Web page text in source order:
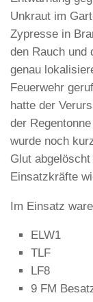
Unkraut im
Zypresse in
den Rauch und
genau
Feuerwehr
hatte der
der
wurde noch
Glut
Einsatzkräfte
Im Einsatz
ELW1
TLF
LF8
9 FM